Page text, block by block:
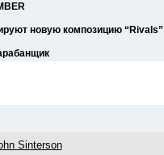
новую композицию “Rivals”
Sinterson